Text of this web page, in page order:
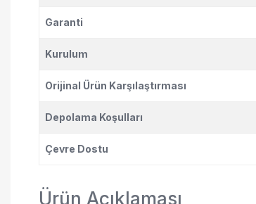
Garanti
Kurulum
Orijinal Ürün Karşılaştırması
Depolama Koşulları
Çevre Dostu
Ürün Açıklaması